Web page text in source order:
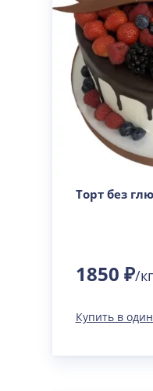
Торт без
1850 ₽/кг
Купить в